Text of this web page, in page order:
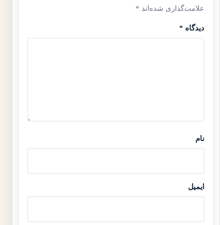
علامت‌گذاری شده‌اند *
دیدگاه *
نام
ایمیل